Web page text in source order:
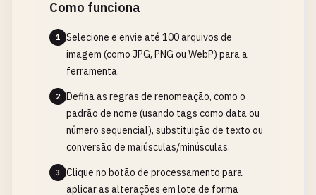
Como funciona
1
Selecione e envie até 100 arquivos de
imagem (como JPG, PNG ou WebP) para a
ferramenta.
2
Defina as regras de renomeação, como o
padrão de nome (usando tags como data ou
número sequencial), substituição de texto ou
conversão de maiúsculas/minúsculas.
3
Clique no botão de processamento para
aplicar as alterações em lote de forma